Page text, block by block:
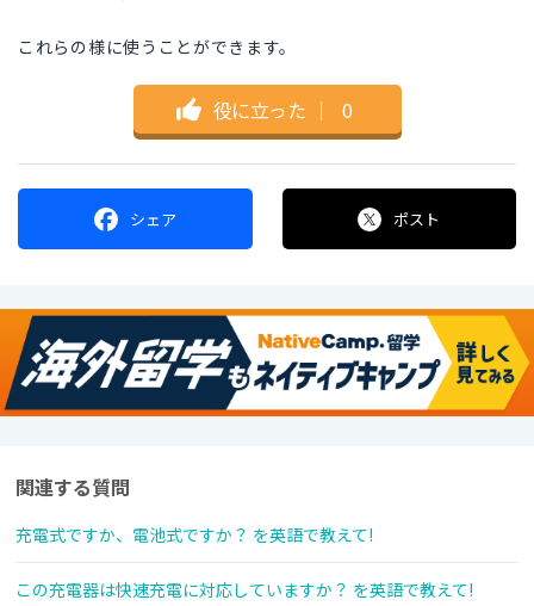
これらの様に使うことができます。
役に立った ｜ 0
シェア ポスト
関連する質問
充電式ですか、電池式ですか？ を英語で教えて!
この充電器は快速充電に対応していますか？ を英語で教えて!